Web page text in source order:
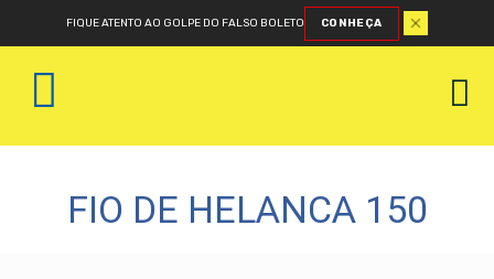
FIQUE ATENTO AO GOLPE DO FALSO BOLETO CONHEÇA
FIO DE HELANCA 150